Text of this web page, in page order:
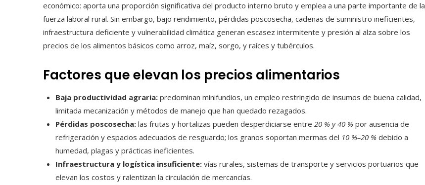
económico: aporta una proporción significativa del producto interno bruto y emplea a una parte importante de la
fuerza laboral rural. Sin embargo, bajo rendimiento, pérdidas poscosecha, cadenas de suministro ineficientes,
infraestructura deficiente y vulnerabilidad climática generan escasez intermitente y presión al alza sobre los
precios de los alimentos básicos como arroz, maíz, sorgo, y raíces y tubérculos.
Factores que elevan los precios alimentarios
Baja productividad agraria: predominan minifundios, un empleo restringido de insumos de buena calidad,
limitada mecanización y métodos de manejo que han quedado rezagados.
Pérdidas poscosecha: las frutas y hortalizas pueden desperdiciarse entre 20 % y 40 % por ausencia de
refrigeración y espacios adecuados de resguardo; los granos soportan mermas del 10 %–20 % debido a
humedad, plagas y prácticas ineficientes.
Infraestructura y logística insuficiente: vías rurales, sistemas de transporte y servicios portuarios que
elevan los costos y ralentizan la circulación de mercancías.